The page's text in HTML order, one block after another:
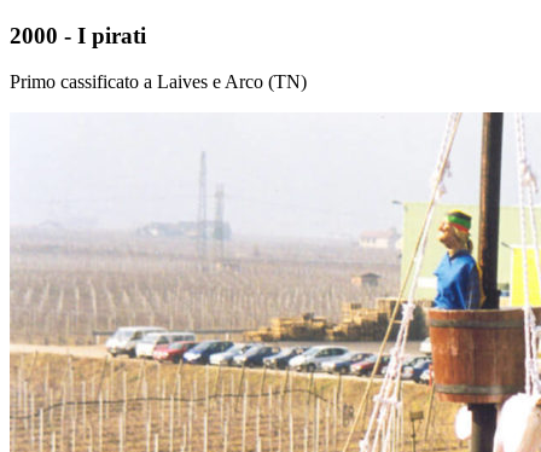
2000 - I pirati
Primo cassificato a Laives e Arco (TN)